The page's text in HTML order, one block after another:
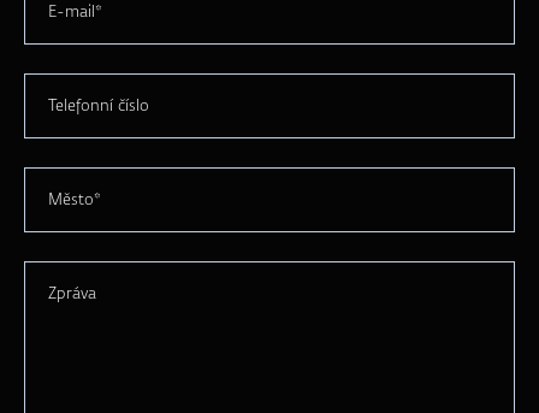
E-mail*
Telefonní číslo
Město*
Zpráva